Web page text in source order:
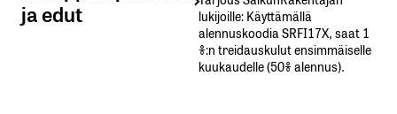
ja edut
lukijoille: Käyttämällä​ ​
alennuskoodia​ ​SRFI17X,​ ​saat​ ​1
%:n treidauskulut​ ​ensimmäiselle​ ​
kuukaudelle​ ​(50%​ ​alennus).